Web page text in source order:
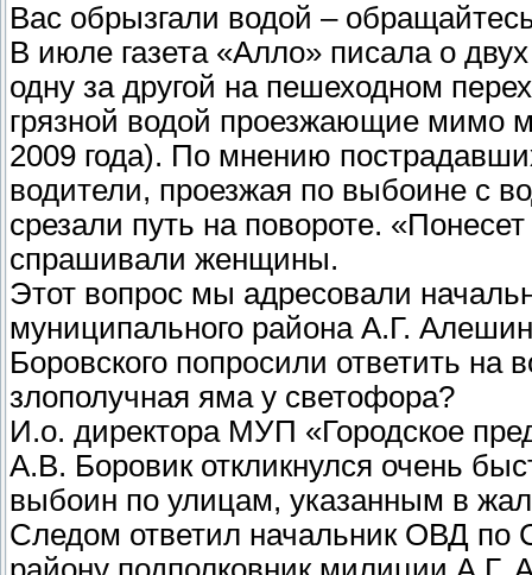
Вас обрызгали водой –
В июле газета «Алло» писала о
одну за другой на пешеходном
грязной водой проезжающие
2009 года). По мнению
водители, проезжая по выбоине с
срезали путь на повороте.
спрашивали женщины.
Этот вопрос мы адресовали
муниципального района А.Г.
Боровского попросили ответить на
злополучная яма у светофора?
И.о. директора МУП «Городское
А.В. Боровик откликнулся очень
выбоин по улицам, указанным в
Следом ответил начальник ОВД по